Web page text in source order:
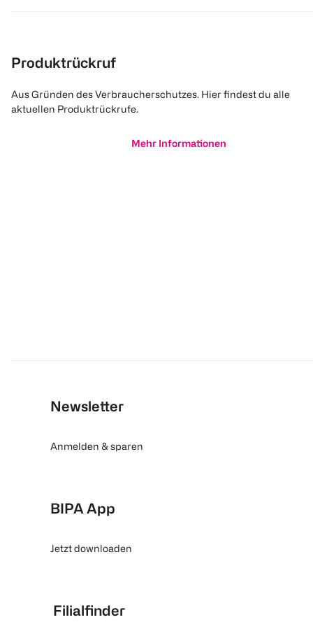
Produktrückruf
Aus Gründen des Verbraucherschutzes. Hier findest du alle
aktuellen Produktrückrufe.
Mehr Informationen
Newsletter
Anmelden & sparen
BIPA App
Jetzt downloaden
Filialfinder